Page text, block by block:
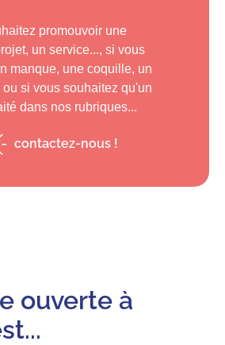
promouvoir une
un service..., si vous
manque, une coquille, un
ou si vous souhaitez qu'un
dans nos rubriques...
contactez-nous !
ouverte à